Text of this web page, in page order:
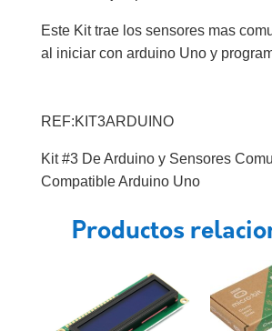
Este Kit trae los sensores mas
al iniciar con arduino Uno y
REF:KIT3ARDUINO
Kit #3 De Arduino y Sensores
Compatible Arduino Uno
Productos